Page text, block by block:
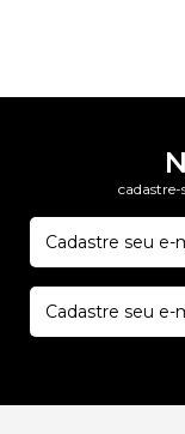
cadastre-